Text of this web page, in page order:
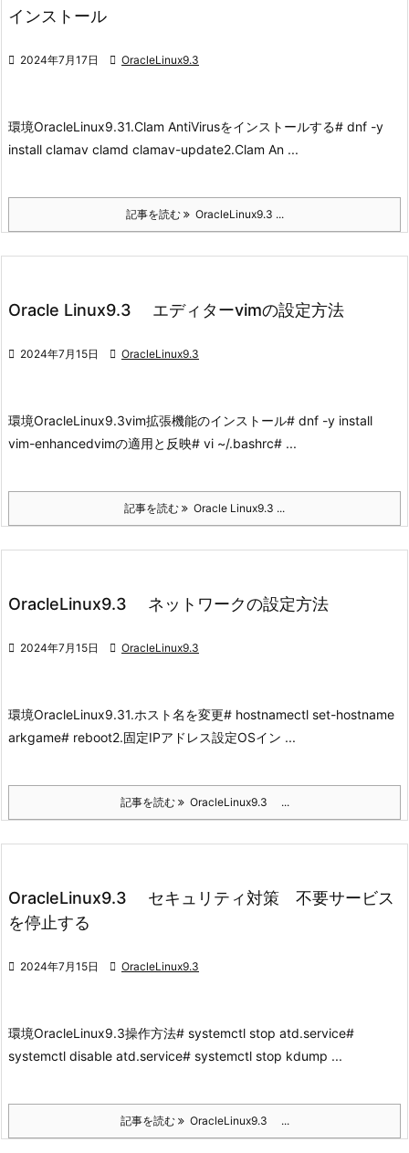
インストール
 2024年7月17日  OracleLinux9.3
環境OracleLinux9.31.Clam AntiVirusをインストールする# dnf -y
install clamav clamd clamav-update2.Clam An ...
記事を読む OracleLinux9.3 ...
Oracle Linux9.3 エディターvimの設定方法
 2024年7月15日  OracleLinux9.3
環境OracleLinux9.3vim拡張機能のインストール# dnf -y install
vim-enhancedvimの適用と反映# vi ~/.bashrc# ...
記事を読む Oracle Linux9.3 ...
OracleLinux9.3 ネットワークの設定方法
 2024年7月15日  OracleLinux9.3
環境OracleLinux9.31.ホスト名を変更# hostnamectl set-hostname
arkgame# reboot2.固定IPアドレス設定OSイン ...
記事を読む OracleLinux9.3 ...
OracleLinux9.3 セキュリティ対策 不要サービス
を停止する
 2024年7月15日  OracleLinux9.3
環境OracleLinux9.3操作方法# systemctl stop atd.service#
systemctl disable atd.service# systemctl stop kdump ...
記事を読む OracleLinux9.3 ...